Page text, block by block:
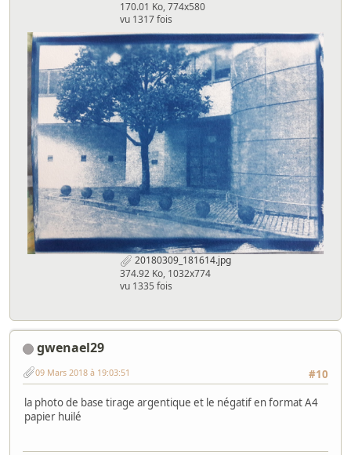
170.01 Ko, 774x580
vu 1317 fois
20180309_181614.jpg
374.92 Ko, 1032x774
vu 1335 fois
gwenael29
#10
09 Mars 2018 à 19:03:51
la photo de base tirage argentique et le négatif en format A4
papier huilé